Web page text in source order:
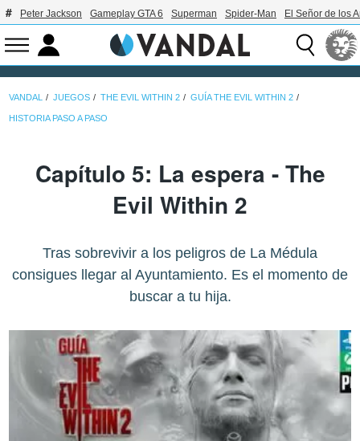
Peter Jackson Gameplay GTA 6 Superman Spider-Man El Señor de los
VANDAL JUEGOS THE EVIL WITHIN 2 GUÍA THE EVIL WITHIN 2
HISTORIA PASO A PASO
Capítulo 5: La espera - The
Evil Within 2
Tras sobrevivir a los peligros de La Médula
consigues llegar al Ayuntamiento. Es el momento de
buscar a tu hija.